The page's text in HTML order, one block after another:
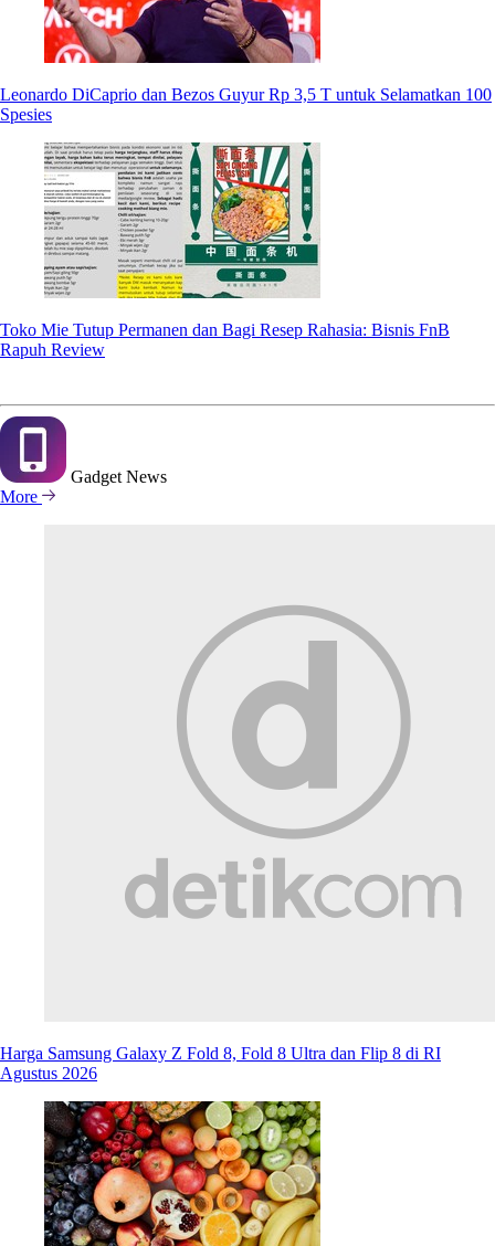
Leonardo DiCaprio dan Bezos Guyur Rp 3,5 T untuk Selamatkan 100
Spesies
Toko Mie Tutup Permanen dan Bagi Resep Rahasia: Bisnis FnB
Rapuh Review
Gadget News
More
Harga Samsung Galaxy Z Fold 8, Fold 8 Ultra dan Flip 8 di RI
Agustus 2026